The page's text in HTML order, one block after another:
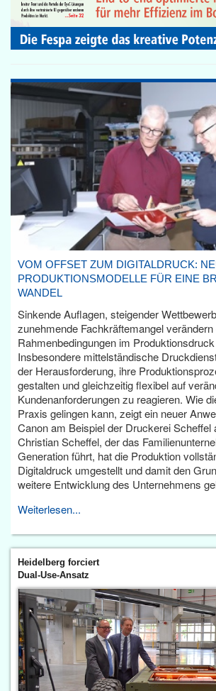
VOM OFFSET ZUM DIGITALDRUCK:
PRODUKTIONSMODELLE FÜR EINE
WANDEL
Sinkende Auflagen, steigender
zunehmende Fachkräftemangel verändern
Rahmenbedingungen im
Insbesondere mittelständische
der Herausforderung, ihre
gestalten und gleichzeitig flexibel auf
Kundenanforderungen zu reagieren. Wie
Praxis gelingen kann, zeigt ein neuer
Canon am Beispiel der Druckerei Scheffel
Christian Scheffel, der das
Generation führt, hat die Produktion
Digitaldruck umgestellt und damit den
weitere Entwicklung des Unternehmens
Weiterlesen...
Heidelberg forciert
Dual-Use-Ansatz